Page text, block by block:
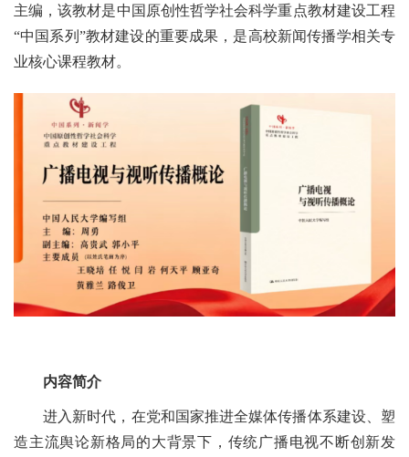
主编，该教材是中国原创性哲学社会科学重点教材建设工程
“中国系列”教材建设的重要成果，是高校新闻传播学相关专
业核心课程教材。
内容简介
进入新时代，在党和国家推进全媒体传播体系建设、塑
造主流舆论新格局的大背景下，传统广播电视不断创新发